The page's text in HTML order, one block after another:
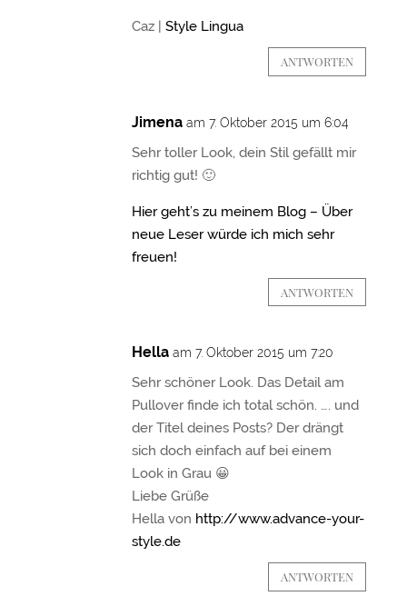
Caz | Style Lingua
ANTWORTEN
Jimena am 7. Oktober 2015 um 6:04
Sehr toller Look, dein Stil gefällt mir
richtig gut! 🙂
Hier geht’s zu meinem Blog – Über
neue Leser würde ich mich sehr
freuen!
ANTWORTEN
Hella am 7. Oktober 2015 um 7:20
Sehr schöner Look. Das Detail am
Pullover finde ich total schön. …. und
der Titel deines Posts? Der drängt
sich doch einfach auf bei einem
Look in Grau 😀
Liebe Grüße
Hella von http://www.advance-your-
style.de
ANTWORTEN